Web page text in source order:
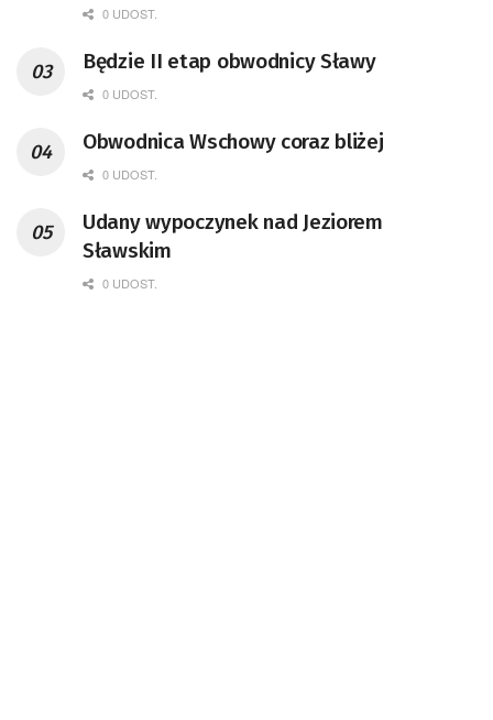
0 UDOST.
Będzie II etap obwodnicy Sławy
0 UDOST.
Obwodnica Wschowy coraz bliżej
0 UDOST.
Udany wypoczynek nad Jeziorem
Sławskim
0 UDOST.